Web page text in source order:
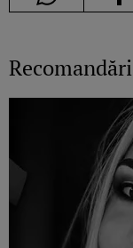
Recomandări